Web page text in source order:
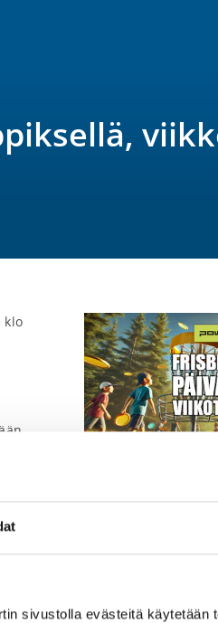
sivustolla evästeitä käytetään
klo
ei
Registration period